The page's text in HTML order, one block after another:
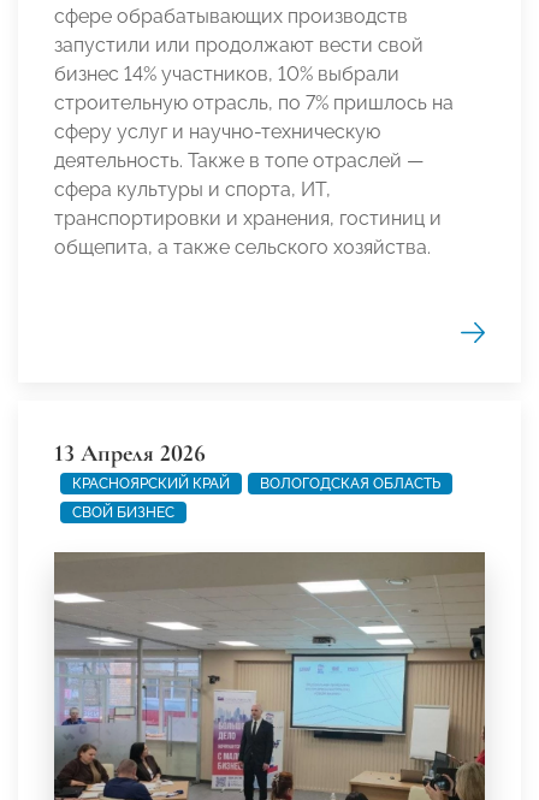
сфере обрабатывающих производств
запустили или продолжают вести свой
бизнес 14% участников, 10% выбрали
строительную отрасль, по 7% пришлось на
сферу услуг и научно-техническую
деятельность. Также в топе отраслей —
сфера культуры и спорта, ИТ,
транспортировки и хранения, гостиниц и
общепита, а также сельского хозяйства.
13 Апреля 2026
КРАСНОЯРСКИЙ КРАЙ
ВОЛОГОДСКАЯ ОБЛАСТЬ
СВОЙ БИЗНЕС